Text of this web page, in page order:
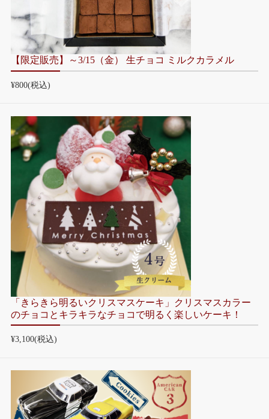
【限定販売】～3/15（金） 生チョコ ミルクカラメル
¥800(税込)
「きらきら明るいクリスマスケーキ」クリスマスカラー
のチョコとキラキラなチョコで明るく楽しいケーキ！
¥3,100(税込)